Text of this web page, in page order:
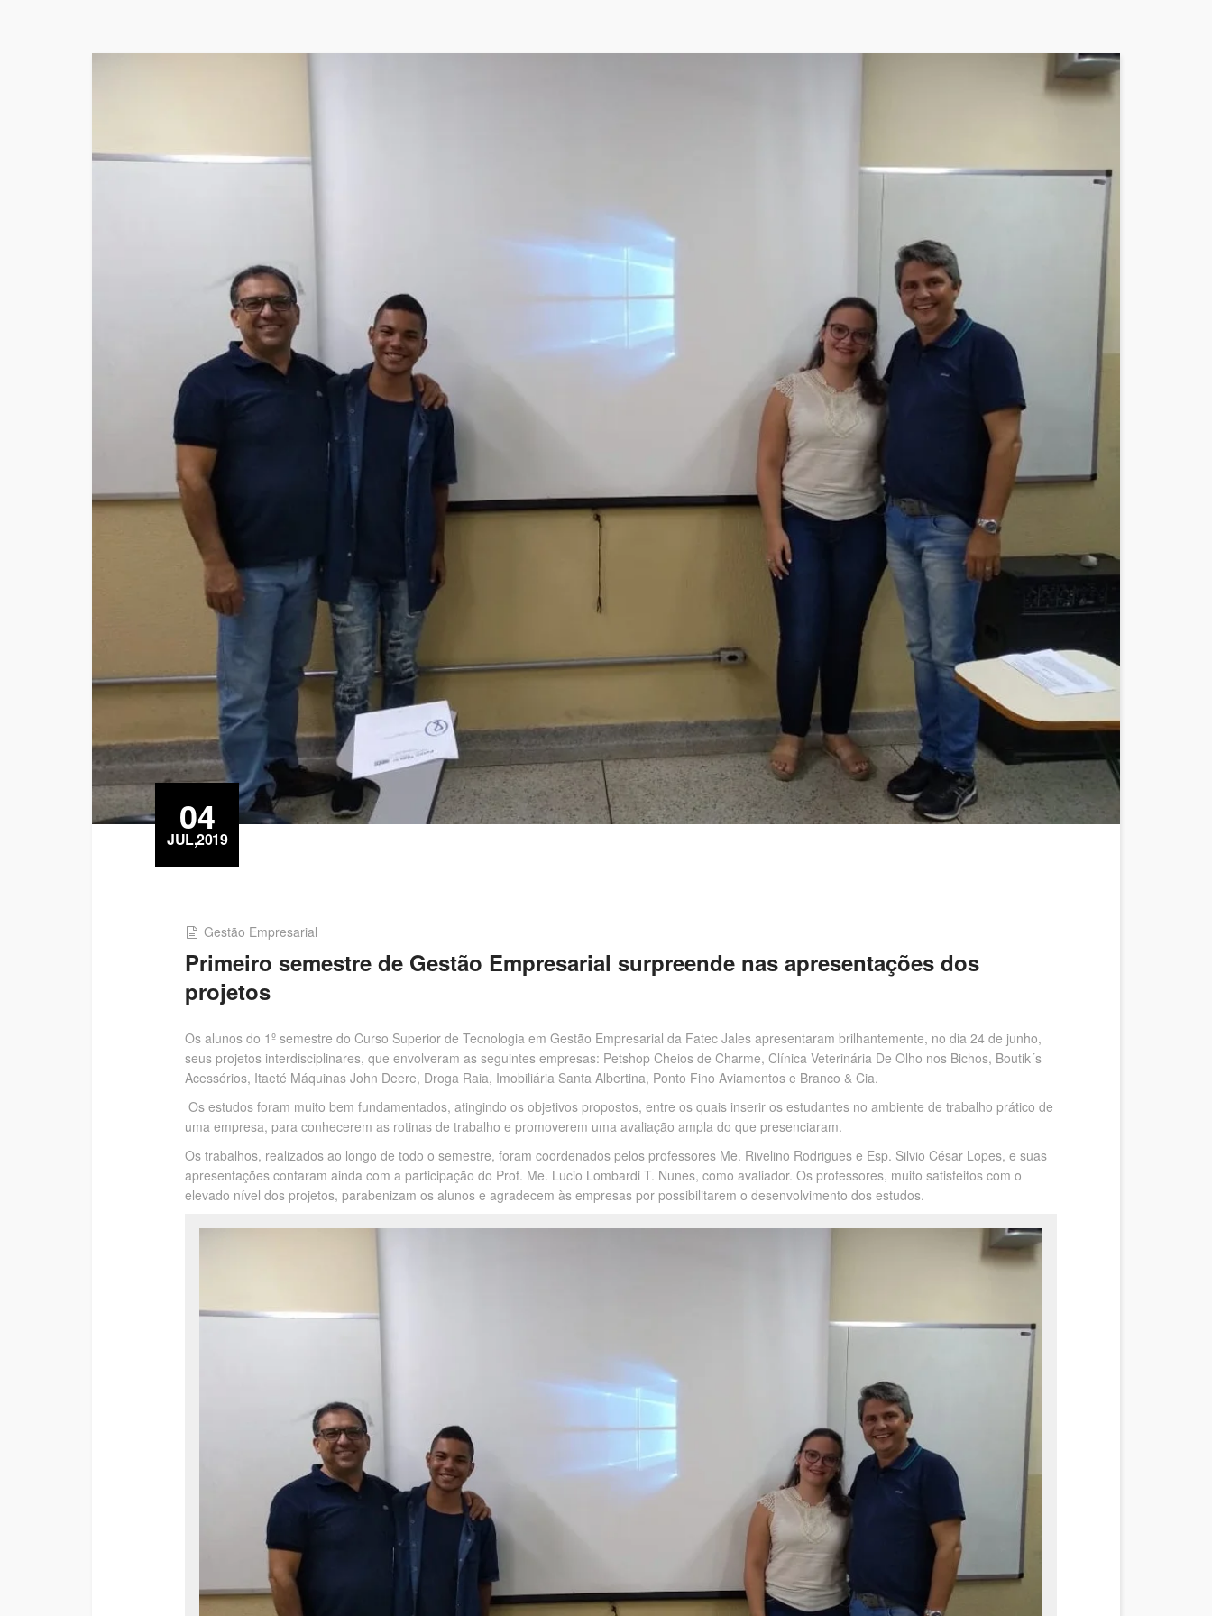
04
JUL,2019
Gestão Empresarial
Primeiro semestre de Gestão Empresarial surpreende nas apresentações dos
projetos
Os alunos do 1º semestre do Curso Superior de Tecnologia em Gestão Empresarial da Fatec Jales apresentaram brilhantemente, no dia 24 de junho,
seus projetos interdisciplinares, que envolveram as seguintes empresas: Petshop Cheios de Charme, Clínica Veterinária De Olho nos Bichos, Boutik´s
Acessórios, Itaeté Máquinas John Deere, Droga Raia, Imobiliária Santa Albertina, Ponto Fino Aviamentos e Branco & Cia.
Os estudos foram muito bem fundamentados, atingindo os objetivos propostos, entre os quais inserir os estudantes no ambiente de trabalho prático de
uma empresa, para conhecerem as rotinas de trabalho e promoverem uma avaliação ampla do que presenciaram.
Os trabalhos, realizados ao longo de todo o semestre, foram coordenados pelos professores Me. Rivelino Rodrigues e Esp. Silvio César Lopes, e suas
apresentações contaram ainda com a participação do Prof. Me. Lucio Lombardi T. Nunes, como avaliador. Os professores, muito satisfeitos com o
elevado nível dos projetos, parabenizam os alunos e agradecem às empresas por possibilitarem o desenvolvimento dos estudos.